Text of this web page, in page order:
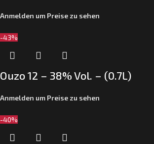
Anmelden um Preise zu sehen
-43%
Ouzo 12 – 38% Vol. – (0.7L)
Anmelden um Preise zu sehen
-40%